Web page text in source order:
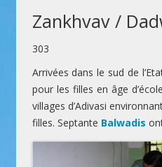
Zankhvav /
303
Arrivées dans le sud de
pour les filles en âge
villages d’Adivasi
filles. Septante Balwadis